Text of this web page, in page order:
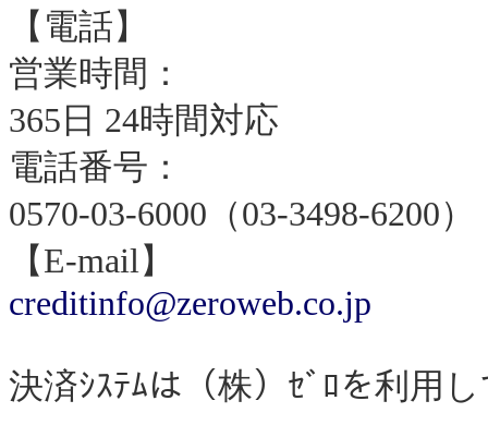
【電話】
営業時間：
365日 24時間対応
電話番号：
0570-03-6000（03-3498-6200）
【E-mail】
creditinfo@zeroweb.co.jp
決済ｼｽﾃﾑは（株）ｾﾞﾛを利用